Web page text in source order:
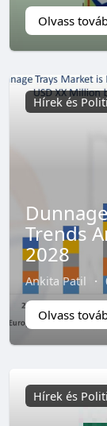
Olvass
Hírek és
Trends
2028
Ankita Patil ·
Olvass
Hírek és